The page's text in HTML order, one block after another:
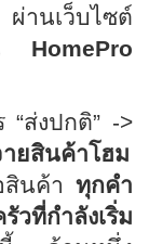
ว็บไซต์
HomePro
“ส่งปกติ” ->
ยสินค้าโฮม
สินค้า ทุกคำ
วที่กำลังเริ่ม